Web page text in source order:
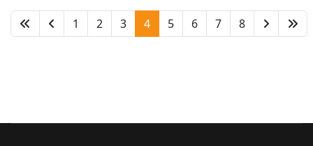
1 2 3 4 5 6 7 8